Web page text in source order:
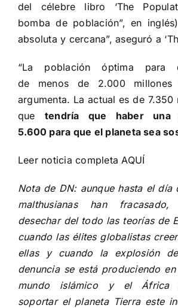
del célebre libro ‘The
bomba de población”, en
absoluta y cercana”,aseguró a
“La población óptima para
de menos de 2.000 millones
argumenta. La actual es de
que tendría que haber una
5.600 para que el planeta sea
Leer noticia completa AQUÍ
Nota de DN: aunque hasta el día
malthusianas han
desechar del todo las teorías de
cuando las élites globalistas
ellas y cuando la explosión
denuncia se está produciendo
mundo islámico y el África
soportar el planeta Tierra este